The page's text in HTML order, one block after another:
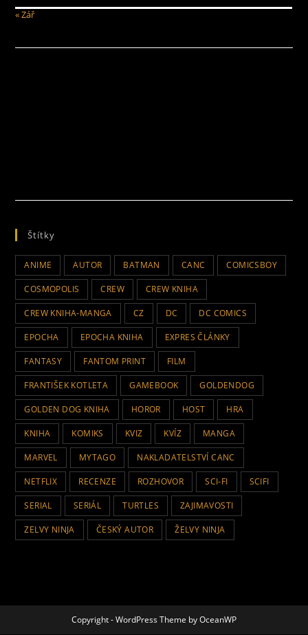
« Zář
Štítky
ANIME AUTOR BATMAN CANC COMICSBOY
COSMOPOLIS CREW CREW KNIHA
CREW KNIHA-MANGA CZ DC DC COMICS
EPOCHA EPOCHA KNIHA EXPRES ČLÁNKY
FANTASY FANTOM PRINT FILM
FRANTIŠEK KOTLETA GAMEBOOK GOLDENDOG
GOLDEN DOG KNIHA HOROR HOST HRA
KNIHA KOMIKS KVIZ KVÍZ MANGA
MARVEL MYTAGO NAKLADATELSTVÍ CANC
NETFLIX RECENZE ROZHOVOR SCI-FI SCIFI
SERIAL SERIÁL TURTLES ZAJIMAVOSTI
ZELVY NINJA ČESKÝ AUTOR ŽELVY NINJA
Copyright - WordPress Theme by OceanWP